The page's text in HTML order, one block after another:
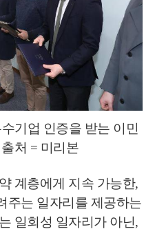
기업 인증을 받는 이민
처 = 미리본
계층에게 지속 가능한,
주는 일자리를 제공하는
일회성 일자리가 아닌,